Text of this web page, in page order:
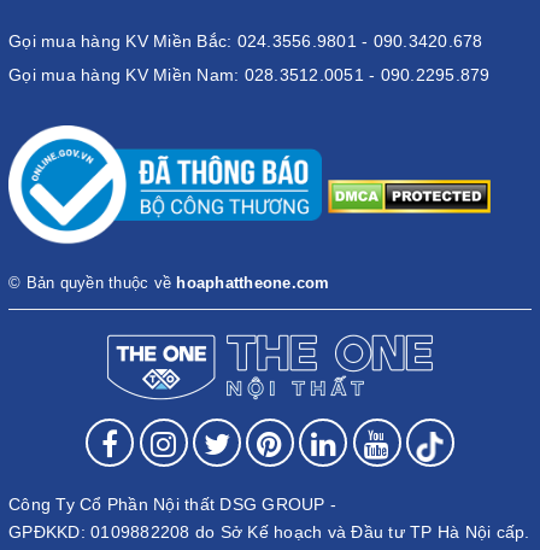
Gọi mua hàng KV Miền Bắc: 024.3556.9801 - 090.3420.678
Gọi mua hàng KV Miền Nam: 028.3512.0051 - 090.2295.879
© Bản quyền thuộc về hoaphattheone.com
Công Ty Cổ Phần Nội thất DSG GROUP -
GPĐKKD: 0109882208 do Sở Kế hoạch và Đầu tư TP Hà Nội cấp.